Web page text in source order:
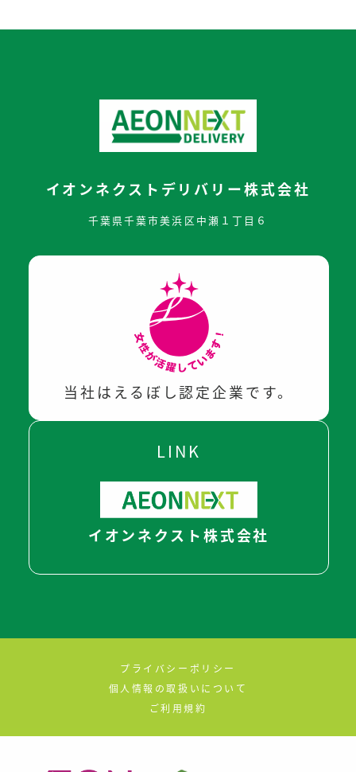
イオンネクストデリバリー株式会社
千葉県千葉市美浜区中瀬１丁目６
当社はえるぼし認定企業です。
LINK
イオンネクスト株式会社
プライバシーポリシー
個人情報の取扱いについて
ご利用規約